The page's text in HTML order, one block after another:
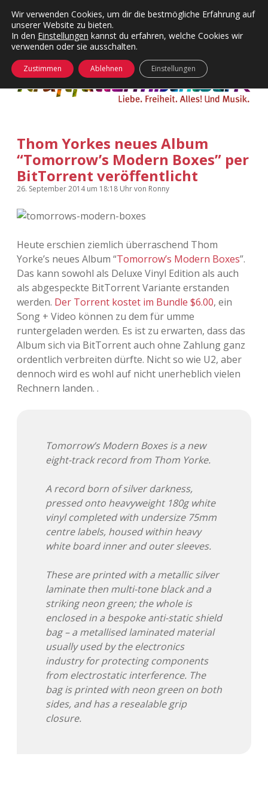
Kategorien
Menü
24 Hours Chilling
Die Wende
KFMW-Disco
kfmw.stuff
Täglicher Sinnwahn
Visuelles
Wandnotizen
KFMW-Disco
Dates
Contact
Adventskalender Dropdown-
Menü
Adventskalender 2012
Adventskalender 2013
Adventskalender 2014
Adventskalender 2015
Adventskalender 2016
Adventskalender 2019
Adventskalender 2020
Adventskalender 2021
Adventskalender 2022
Adventskalender 2023
Adventskalender 2024
öffnen
Thom Yorkes neues Album
“Tomorrow’s Modern Boxes” per
BitTorrent veröffentlicht
26. September 2014um 18:18 Uhrvon Ronny
Heute erschien ziemlich überraschend Thom
Yorke’s neues Album “Tomorrow’s Modern Boxes”.
Das kann sowohl als Deluxe Vinyl Edition als auch
als abgespeckte BitTorrent Variante erstanden
werden. Der Torrent kostet im Bundle $6.00, ein
Song + Video können zu dem für umme
runtergeladen werden. Es ist zu erwarten, dass das
Album sich via BitTorrent auch ohne Zahlung ganz
ordentlich verbreiten dürfte. Nicht so wie U2, aber
dennoch wird es wohl auf nicht unerheblich vielen
Rechnern landen. .
Tomorrow’s Modern Boxes is a new
eight-track record from Thom Yorke.
A record born of silver darkness,
pressed onto heavyweight 180g white
vinyl completed with undersize 75mm
centre labels, housed within heavy
white board inner and outer sleeves.
These are printed with a metallic silver
laminate then multi-tone black and a
striking neon green; the whole is
enclosed in a bespoke anti-static shield
bag – a metallised laminated material
usually used by the electronics
industry for protecting components
from electrostatic interference. The
bag is printed with neon green on both
sides, and has a resealable grip
closure.
Wir verwenden Cookies, um dir die bestmögliche Erfahrung auf
unserer Website zu bieten.
In den Einstellungen kannst du erfahren, welche Cookies wir
verwenden oder sie ausschalten.
Zustimmen Ablehnen Einstellungen